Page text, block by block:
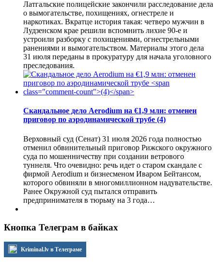
Латгальские полицейские закончили расследование дела
о вымогательстве, похищениях, огнестреле и
наркотиках. Вкратце история такая: четверо мужчин в
Лудзенском крае решили вспомнить лихие 90-е и
устроили разборку с похищениями, огнестрельными
ранениями и вымогательством. Материалы этого дела
31 июля переданы в прокуратуру для начала уголовного
преследования.
Скандальное дело Aerodium на €1,9 млн: отменен
приговор по аэродинамической трубе (4)
Верховный суд (Сенат) 31 июля 2026 года полностью
отменил обвинительный приговор Рижского окружного
суда по мошенничеству при создании ветрового
туннеля. Что очевидно: речь идет о старом скандале с
фирмой Aerodium и бизнесменом Иваром Бейтансом,
которого обвиняли в многомиллионном надувательстве.
Ранее Окружной суд пытался отправить
предпринимателя в тюрьму на 3 года…
Кнопка Телеграм в байках
Kriminal.lv в Телеграме